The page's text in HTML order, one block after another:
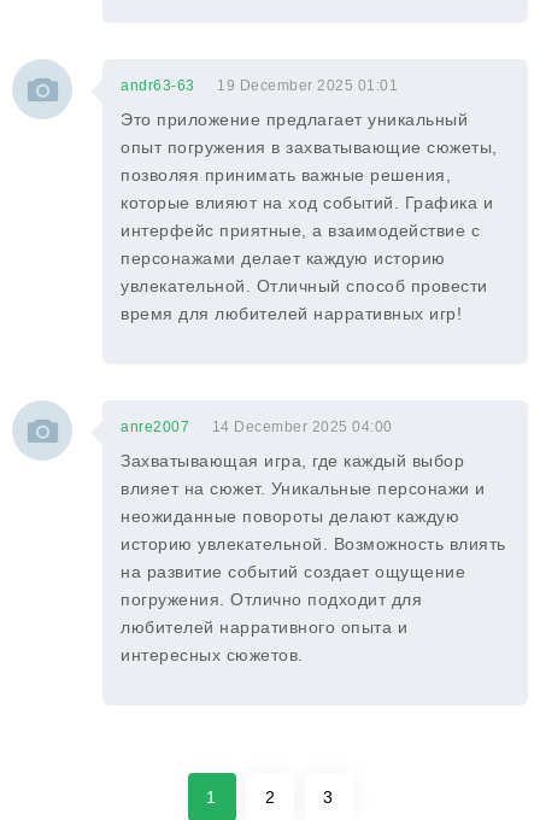
andr63-63 19 December 2025 01:01
Это приложение предлагает уникальный
опыт погружения в захватывающие сюжеты,
позволяя принимать важные решения,
которые влияют на ход событий. Графика и
интерфейс приятные, а взаимодействие с
персонажами делает каждую историю
увлекательной. Отличный способ провести
время для любителей нарративных игр!
anre2007 14 December 2025 04:00
Захватывающая игра, где каждый выбор
влияет на сюжет. Уникальные персонажи и
неожиданные повороты делают каждую
историю увлекательной. Возможность влиять
на развитие событий создает ощущение
погружения. Отлично подходит для
любителей нарративного опыта и
интересных сюжетов.
1 2 3